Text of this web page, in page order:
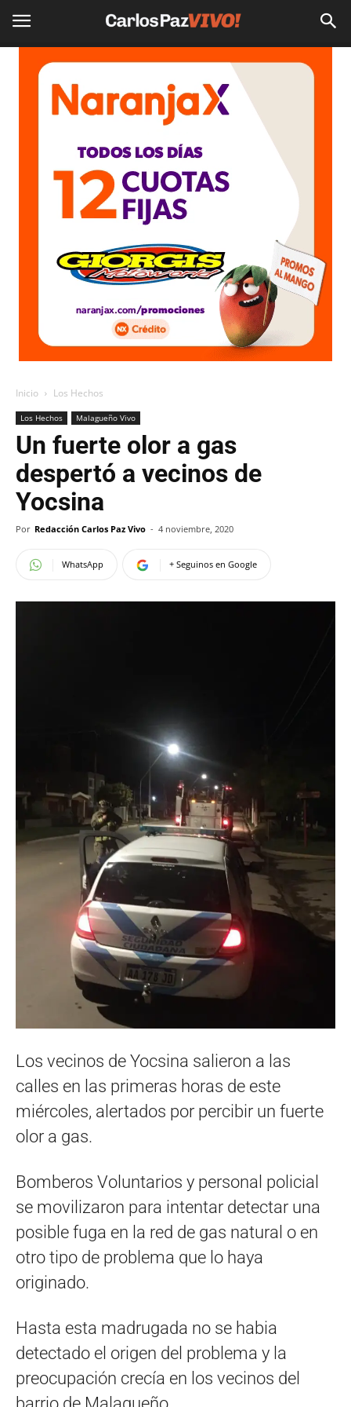
Inicio Los Hechos
Los Hechos Malagueño Vivo
Un fuerte olor a gas
despertó a vecinos de
Yocsina
Por Redacción Carlos Paz Vivo - 4 noviembre, 2020
WhatsApp + Seguinos en Google
Los vecinos de Yocsina salieron a las
calles en las primeras horas de este
miércoles, alertados por percibir un fuerte
olor a gas.
Bomberos Voluntarios y personal policial
se movilizaron para intentar detectar una
posible fuga en la red de gas natural o en
otro tipo de problema que lo haya
originado.
Hasta esta madrugada no se habia
detectado el origen del problema y la
preocupación crecía en los vecinos del